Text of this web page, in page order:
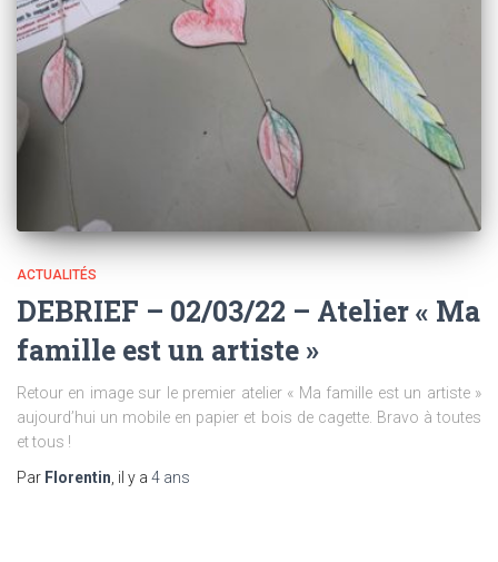
ACTUALITÉS
DEBRIEF – 02/03/22 – Atelier « Ma
famille est un artiste »
Retour en image sur le premier atelier « Ma famille est un artiste »
aujourd’hui un mobile en papier et bois de cagette. Bravo à toutes
et tous !
Par Florentin , il y a 4 ans